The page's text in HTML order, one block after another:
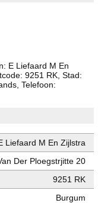
E Liefaard M En
9251 RK, Stad:
Telefoon:
Liefaard M En Zijlstra
Der Ploegstrjitte 20
9251 RK
Burgum